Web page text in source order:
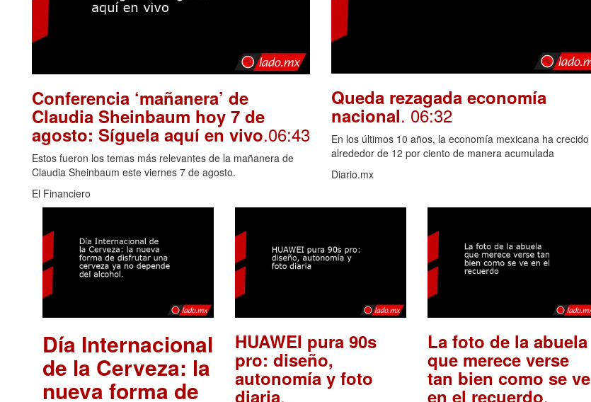
Conferencia ‘mañanera’ de
Claudia Sheinbaum hoy 7 de
agosto: Síguela aquí en vivo.06:43
Estos fueron los temas más relevantes de la mañanera de
Claudia Sheinbaum este viernes 7 de agosto.
El Financiero
Queda rezagada economía
nacional. 06:32
En los últimos 10 años, la economía mexicana ha crecido
alrededor de 12 por ciento de manera acumulada
Diario.mx
Día Internacional
de la Cerveza: la
nueva forma de
HUAWEI pura 90s
pro: diseño,
autonomía y foto
diaria.
La foto de la abuela
que merece verse
tan bien como se ve
en el recuerdo.